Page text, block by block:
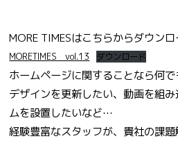
MORE TIMESはこちらからダウンロ
MORETIMES vol.13 ダウンロード
ホームページに関することなら何で
デザインを更新したい、動画を組
ムを設置したいなど…
経験豊富なスタッフが、貴社の課